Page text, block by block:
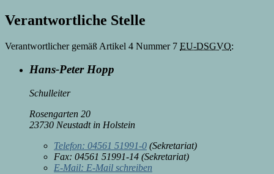
Verantwortliche Stelle
Verantwortlicher gemäß Artikel 4 Nummer 7 EU-DSGVO:
Hans-Peter Hopp
Schulleiter
Rosengarten 20
23730 Neustadt in Holstein
Telefon: 04561 51991-0 (Sekretariat)
Fax: 04561 51991-14 (Sekretariat)
E-Mail: E-Mail schreiben